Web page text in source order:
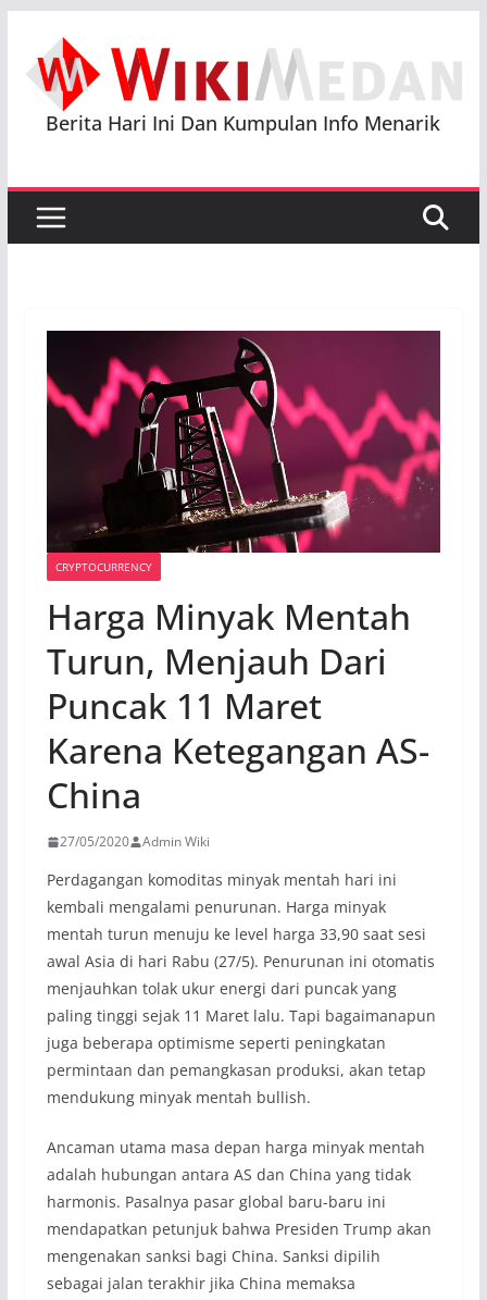
content
Berita Hari Ini Dan Kumpulan Info Menarik
CRYPTOCURRENCY
Harga Minyak Mentah
Turun, Menjauh Dari
Puncak 11 Maret
Karena Ketegangan AS-
China
27/05/2020 Admin Wiki
Perdagangan komoditas minyak mentah hari ini
kembali mengalami penurunan. Harga minyak
mentah turun menuju ke level harga 33,90 saat sesi
awal Asia di hari Rabu (27/5). Penurunan ini otomatis
menjauhkan tolak ukur energi dari puncak yang
paling tinggi sejak 11 Maret lalu. Tapi bagaimanapun
juga beberapa optimisme seperti peningkatan
permintaan dan pemangkasan produksi, akan tetap
mendukung minyak mentah bullish.
Ancaman utama masa depan harga minyak mentah
adalah hubungan antara AS dan China yang tidak
harmonis. Pasalnya pasar global baru-baru ini
mendapatkan petunjuk bahwa Presiden Trump akan
mengenakan sanksi bagi China. Sanksi dipilih
sebagai jalan terakhir jika China memaksa